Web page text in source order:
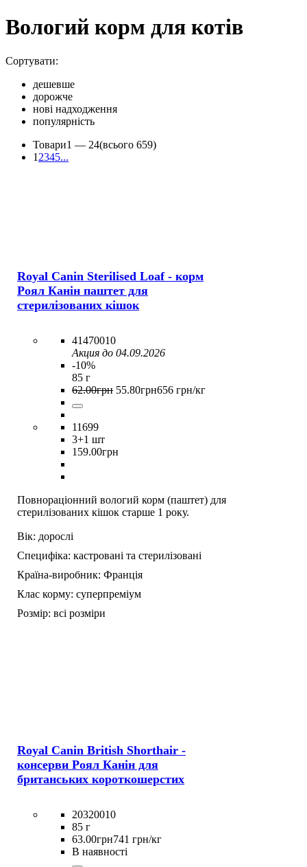
Вологий корм для котів
Сортувати:
дешевше
дорожче
нові надходження
популярність
Товари1 — 24(всього 659)
1 2345...
Royal Canin Sterilised Loaf - корм
Роял Канін паштет для
стерилізованих кішок
41470010
Акция до 04.09.2026
-10%
85 г
62.00грн 55.80грн656 грн/кг
11699
3+1 шт
159.00грн
Повнораціонний вологий корм (паштет) для
стерилізованих кішок старше 1 року.
Вік: дорослі
Специфіка: кастровані та стерилізовані
Країна-виробник: Франція
Клас корму: суперпреміум
Розмір: всі розміри
Royal Canin British Shorthair -
консерви Роял Канін для
британських короткошерстих
20320010
85 г
63.00грн741 грн/кг
В наявності